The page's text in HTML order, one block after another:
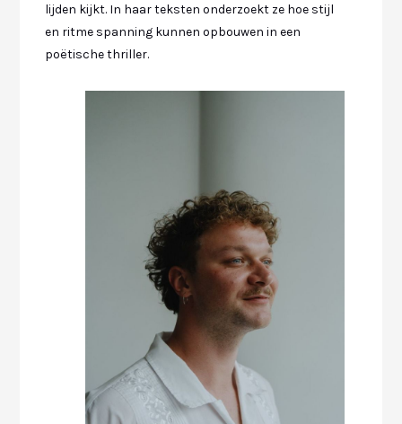
lijden kijkt. In haar teksten onderzoekt ze hoe stijl
en ritme spanning kunnen opbouwen in een
poëtische thriller.